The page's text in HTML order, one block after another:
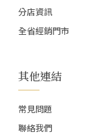
分店資訊
全省經銷門市
其他連結
常見問題
聯絡我們